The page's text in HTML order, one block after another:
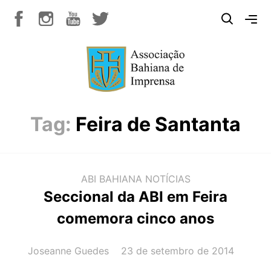
Tag: Feira de Santanta
ABI BAHIANA NOTÍCIAS
Seccional da ABI em Feira
comemora cinco anos
AUTOR(A):
Joseanne Guedes DATA:
23 de setembro de 2014